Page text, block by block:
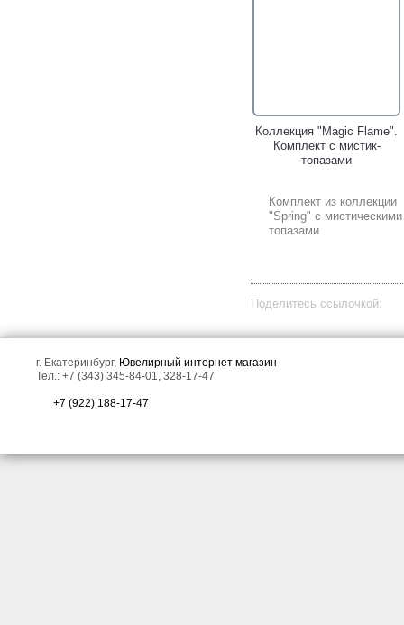
Коллекция "Magic Flame".
Комплект с мистик-
топазами
Комплект из коллекции
"Spring" с мистическими
топазами
Поделитесь ссылочкой:
г. Екатеринбург, Ювелирный интернет магазин
Тел.: +7 (343) 345-84-01, 328-17-47
+7 (922) 188-17-47